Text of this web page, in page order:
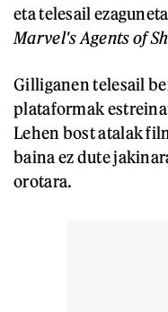
eta telesail
Marvel's Agents of
Gilliganen telesail
plataformak
Lehen bost atalak
baina ez dute
orotara.